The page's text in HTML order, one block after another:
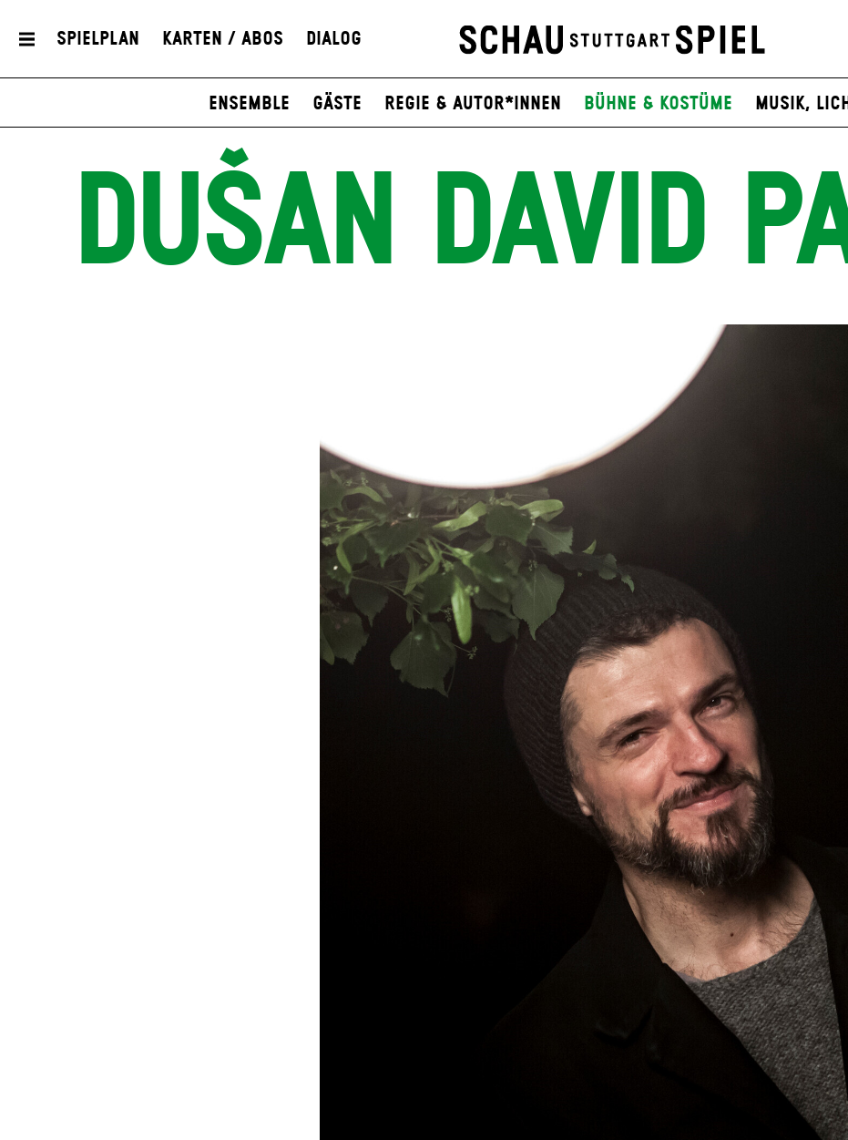
Spielplan Karten / Abos Dialog
Ensemble Gäste Regie & Autor*innen Bühne & Kostüme Musik,
DUŠAN DAVID